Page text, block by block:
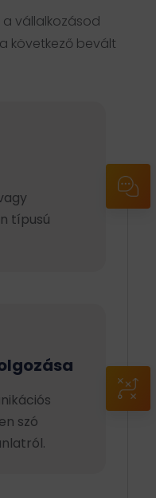
vállalkozásod
következő bevált
típusú
=
szó
=